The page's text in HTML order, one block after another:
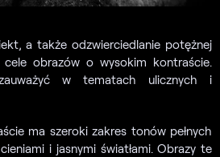
a także odzwierciedlanie potężnej
obrazów o wysokim kontraście.
w tematach ulicznych i
ma szeroki zakres tonów pełnych
i jasnymi światłami. Obrazy te